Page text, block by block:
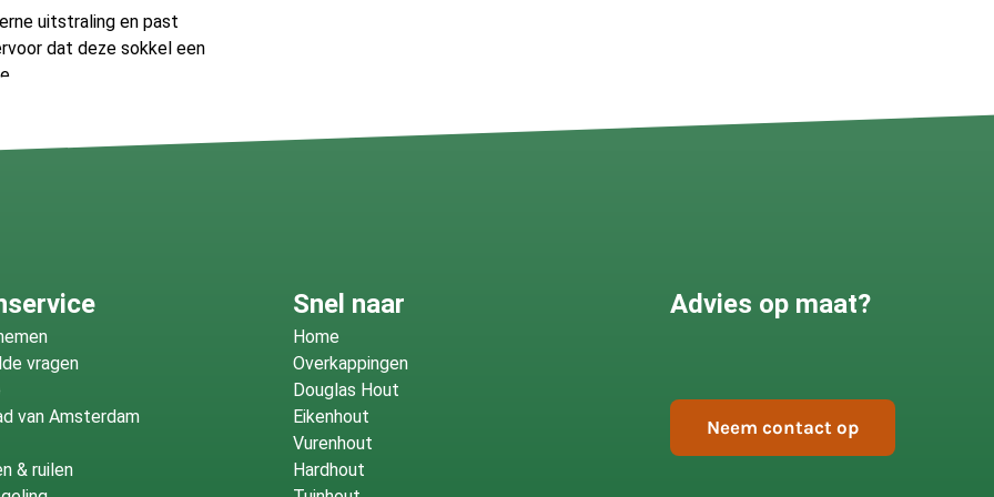
uitstraling en past
dat deze sokkel een
look. Bovendien biedt
zijn schoonheid
over verkleuring of
klanttevredenheid.
vervaardigd om te
een product van
vragen
van Amsterdam
& ruilen
Snel naar
Home
Overkappingen
Douglas Hout
Eikenhout
Vurenhout
Hardhout
Advies op maat?
Neem contact op